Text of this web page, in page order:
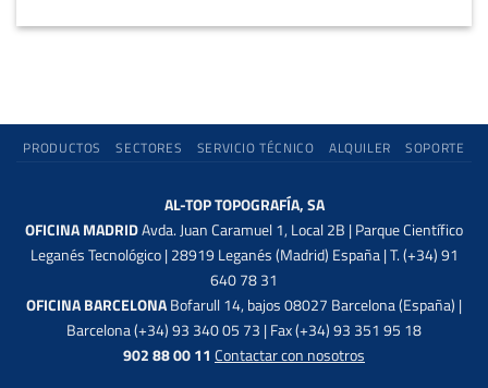
PRODUCTOS SECTORES SERVICIO TÉCNICO ALQUILER SOPORTE
AL-TOP TOPOGRAFÍA, SA
OFICINA MADRIDAvda. Juan Caramuel 1, Local 2B | Parque Científico
Leganés Tecnológico | 28919 Leganés (Madrid) España | T. (+34) 91
640 78 31
OFICINA BARCELONABofarull 14, bajos 08027 Barcelona (España) |
Barcelona (+34) 93 340 05 73 | Fax (+34) 93 351 95 18
902 88 00 11 Contactar con nosotros